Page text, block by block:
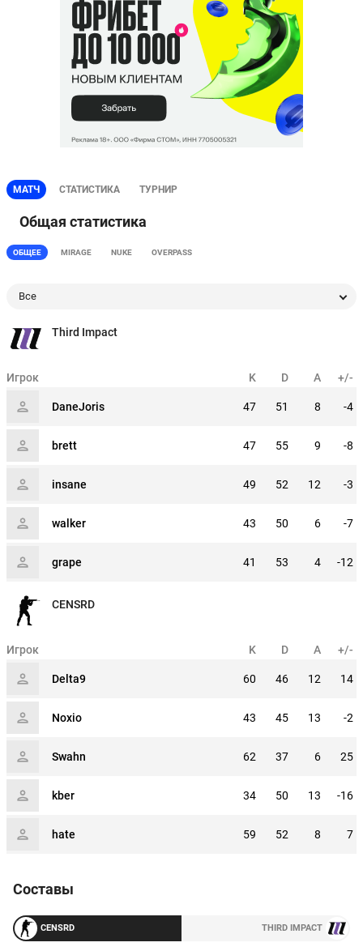
МАТЧ СТАТИСТИКА ТУРНИР
Общая статистика
ОБЩЕЕ MIRAGE NUKE OVERPASS
Все
Third Impact
Игрок K D A +/-
DaneJoris 47 51 8 -4
brett 47 55 9 -8
insane 49 52 12 -3
walker 43 50 6 -7
grape 41 53 4 -12
CENSRD
Игрок K D A +/-
Delta9 60 46 12 14
Noxio 43 45 13 -2
Swahn 62 37 6 25
kber 34 50 13 -16
hate 59 52 8 7
Составы
CENSRD THIRD IMPACT